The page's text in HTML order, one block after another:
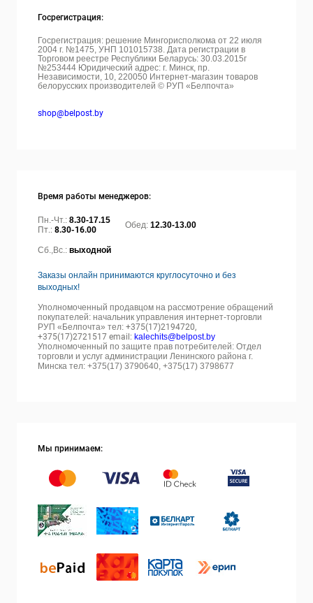
Госрегистрация:
Госрегистрация: решение Мингорисполкома от 22 июля
2004 г. №1475, УНП 101015738. Дата регистрации в
Торговом реестре Республики Беларусь: 30.03.2015г
№253444 Юридический адрес: г. Минск, пр.
Независимости, 10, 220050 Интернет-магазин товаров
белорусских производителей © РУП «Белпочта»
shop@belpost.by
Время работы менеджеров:
Пн.-Чт.: 8.30-17.15
Пт.: 8.30-16.00 Обед: 12.30-13.00
Сб.,Вс.: выходной
Заказы онлайн принимаются круглосуточно и без
выходных!
Уполномоченный продавцом на рассмотрение обращений
покупателей: начальник управления интернет-торговли
РУП «Белпочта» тел: +375(17)2194720,
+375(17)2721517 email: kalechits@belpost.by
Уполномоченный по защите прав потребителей: Отдел
торговли и услуг администрации Ленинского района г.
Минска тел: +375(17) 3790640, +375(17) 3798677
Мы принимаем: